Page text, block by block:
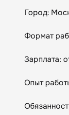
Город:
Формат
Зарплата:
Опыт